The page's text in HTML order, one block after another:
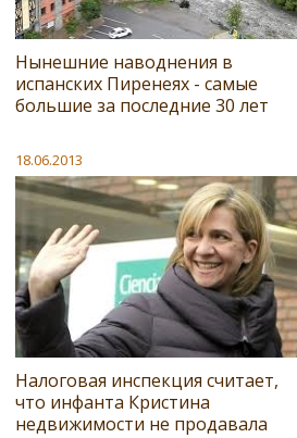
Нынешние наводнения в
испанских Пиренеях - самые
большие за последние 30 лет
18.06.2013
Налоговая инспекция считает,
что инфанта Кристина
недвижимости не продавала